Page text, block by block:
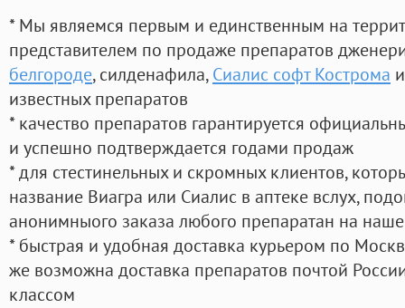
* Мы являемся первым и единственным на
представителем по продаже препаратов
белгороде, силденафила, Сиалис софт Кострома
известных препаратов
* качество препаратов гарантируется
и успешно подтверждается годами продаж
* для стестинельных и скромных клиентов,
название Виагра или Сиалис в аптеке вслух,
анонимныого заказа любого препаратан на
* быстрая и удобная доставка курьером по
же возможна доставка препаратов почтой
классом